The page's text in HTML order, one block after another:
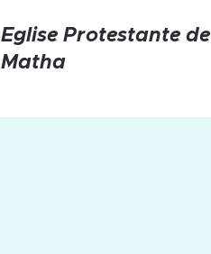
Eglise Protestante de
Matha